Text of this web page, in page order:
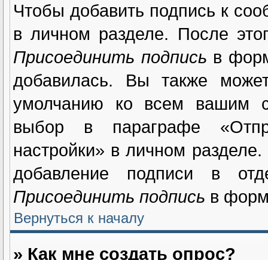
Чтобы добавить подпись к
в личном разделе. После
Присоединить подпись в
добавилась. Вы также
умолчанию ко всем вашим
выбор в параграфе
настройки» в личном
добавление подписи в
Присоединить подпись в
Вернуться к началу
» Как мне создать опрос?